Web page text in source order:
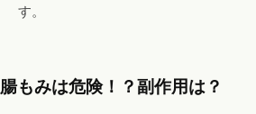
す。
腸もみは危険！？副作用は？